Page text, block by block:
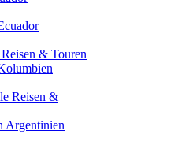
& Touren
Reisen &
Argentinien